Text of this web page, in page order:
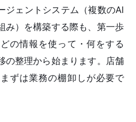
ジェントシステム（複数のAI
み）を構築する際も、第一歩
の情報を使って・何をする
の整理から始まります。店舗
ずは業務の棚卸しが必要で